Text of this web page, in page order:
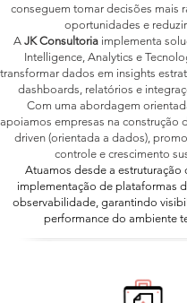
conseguem tomar decisões mais
oportunidades e
A JK Consultoria implementa
Intelligence, Analytics e
transformar dados em insights
dashboards, relatórios e
Com uma abordagem
apoiamos empresas na construção
driven (orientada a dados),
controle e crescimento
Atuamos desde a estruturação
implementação de plataformas
observabilidade, garantindo
performance do ambiente